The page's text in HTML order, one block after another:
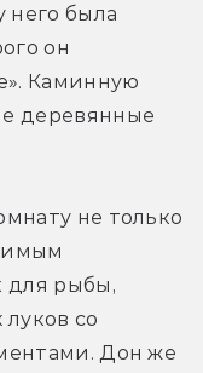
него была
он
Каминную
деревянные
не только
для рыбы,
со
Дон же